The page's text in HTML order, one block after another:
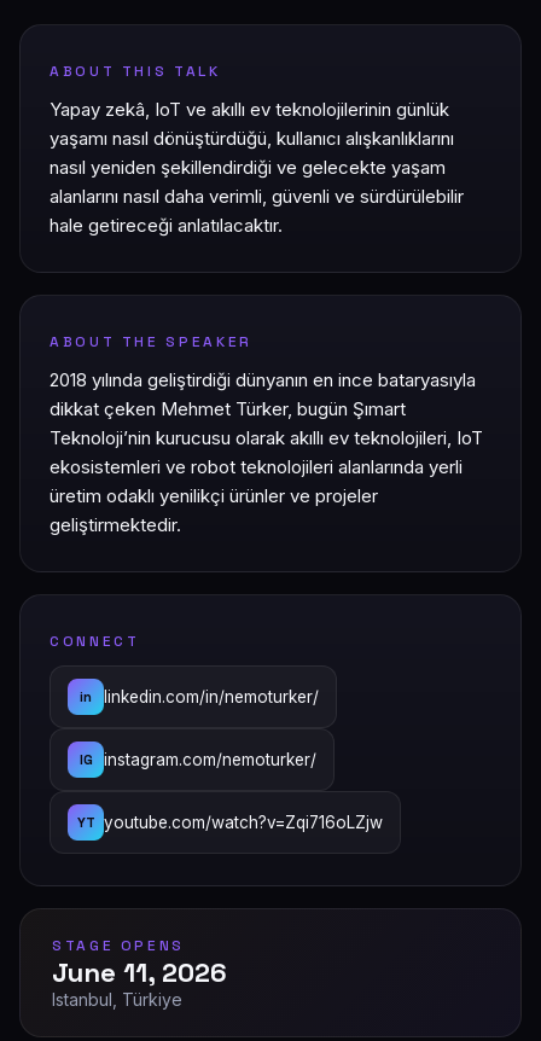
ABOUT THIS TALK
Yapay zekâ, IoT ve akıllı ev teknolojilerinin günlük
yaşamı nasıl dönüştürdüğü, kullanıcı alışkanlıklarını
nasıl yeniden şekillendirdiği ve gelecekte yaşam
alanlarını nasıl daha verimli, güvenli ve sürdürülebilir
hale getireceği anlatılacaktır.
ABOUT THE SPEAKER
2018 yılında geliştirdiği dünyanın en ince bataryasıyla
dikkat çeken Mehmet Türker, bugün Şımart
Teknoloji’nin kurucusu olarak akıllı ev teknolojileri, IoT
ekosistemleri ve robot teknolojileri alanlarında yerli
üretim odaklı yenilikçi ürünler ve projeler
geliştirmektedir.
CONNECT
in linkedin.com/in/nemoturker/
IG instagram.com/nemoturker/
YT youtube.com/watch?v=Zqi716oLZjw
STAGE OPENS
June 11, 2026
Istanbul, Türkiye